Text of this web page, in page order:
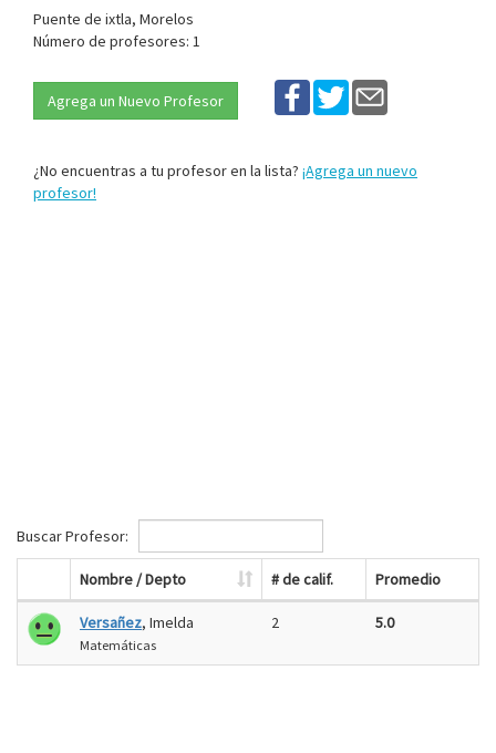
Puente de ixtla, Morelos
Número de profesores: 1
Agrega un Nuevo Profesor
¿No encuentras a tu profesor en la lista? ¡Agrega un nuevo
profesor!
Buscar Profesor:
Nombre / Depto # de calif. Promedio
Versañez, Imelda
Matemáticas
2 5.0